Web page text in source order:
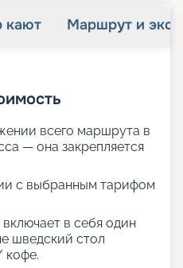
кают Маршрут и
всего маршрута в
— она закрепляется
с выбранным тарифом
в себя один
шведский стол
кофе.